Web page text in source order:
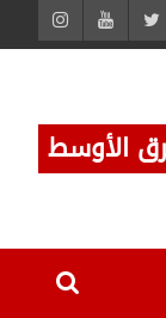
الأوسط